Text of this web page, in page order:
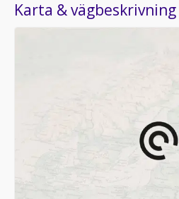
Karta & vägbeskrivning